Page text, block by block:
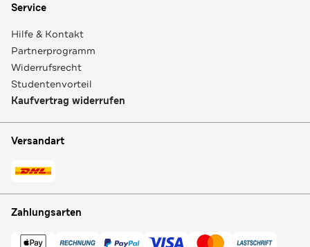
Service
Hilfe & Kontakt
Partnerprogramm
Widerrufsrecht
Studentenvorteil
Kaufvertrag widerrufen
Versandart
Zahlungsarten